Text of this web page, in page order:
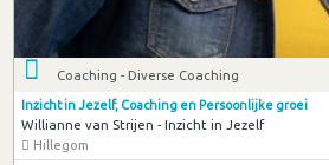
Coaching - Diverse Coaching
Inzicht in Jezelf, Coaching en Persoonlijke groei
Willianne van Strijen - Inzicht in Jezelf
Hillegom